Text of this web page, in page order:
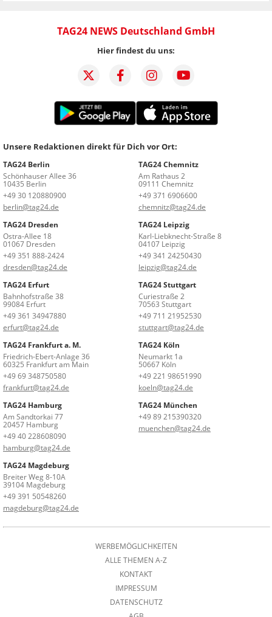
TAG24 NEWS Deutschland GmbH
Hier findest du uns:
Unsere Redaktionen direkt für Dich vor Ort:
TAG24 Berlin
Schönhauser Allee 36
10435 Berlin
+49 30 120880900
berlin@tag24.de
TAG24 Chemnitz
Am Rathaus 2
09111 Chemnitz
+49 371 6906600
chemnitz@tag24.de
TAG24 Dresden
Ostra-Allee 18
01067 Dresden
+49 351 888-2424
dresden@tag24.de
TAG24 Leipzig
Karl-Liebknecht-Straße 8
04107 Leipzig
+49 341 24250430
leipzig@tag24.de
TAG24 Erfurt
Bahnhofstraße 38
99084 Erfurt
+49 361 34947880
erfurt@tag24.de
TAG24 Stuttgart
Curiestraße 2
70563 Stuttgart
+49 711 21952530
stuttgart@tag24.de
TAG24 Frankfurt a. M.
Friedrich-Ebert-Anlage 36
60325 Frankfurt am Main
+49 69 348750580
frankfurt@tag24.de
TAG24 Köln
Neumarkt 1a
50667 Köln
+49 221 98651990
koeln@tag24.de
TAG24 Hamburg
Am Sandtorkai 77
20457 Hamburg
+49 40 228608090
hamburg@tag24.de
TAG24 München
+49 89 215390320
muenchen@tag24.de
TAG24 Magdeburg
Breiter Weg 8-10A
39104 Magdeburg
+49 391 50548260
magdeburg@tag24.de
WERBEMÖGLICHKEITEN
ALLE THEMEN A-Z
KONTAKT
IMPRESSUM
DATENSCHUTZ